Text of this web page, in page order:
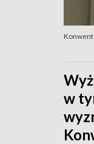
Konwent
w